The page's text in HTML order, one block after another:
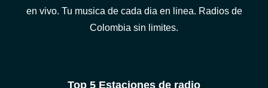
en vivo. Tu musica de cada dia en linea. Radios de
Colombia sin limites.
Top 5 Estaciones de radio